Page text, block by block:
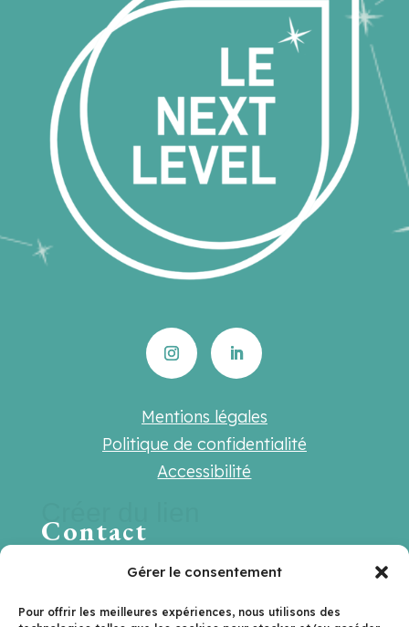
Gérer le consentement
Pour offrir les meilleures expériences, nous utilisons des
Mentions légales
Politique de confidentialité
Accessibilité
Contact
Une question ? Une suggestion ? Une